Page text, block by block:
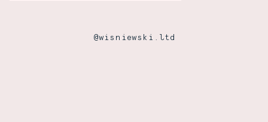
@wisniewski.ltd